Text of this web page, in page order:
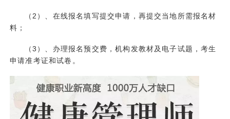
（2）、在线报名填写提交申请，再提交当地所需报名材
料；
（3）、办理报名预交费，机构发教材及电子试题，考生
申请准考证和试卷。